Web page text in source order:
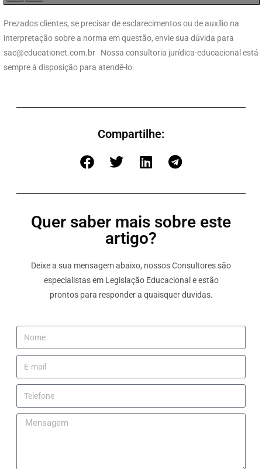
Prezados clientes, se precisar de esclarecimentos ou de auxílio na
interpretação sobre a norma em questão, envie sua dúvida para
sac@educationet.com.br Nossa consultoria jurídica-educacional está
sempre à disposição para atendê-lo.
Compartilhe:
Quer saber mais sobre este
artigo?
Deixe a sua mensagem abaixo, nossos Consultores são
especialistas em Legislação Educacional e estão
prontos para responder a quaisquer duvidas.